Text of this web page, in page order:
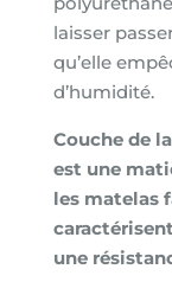
laisser
qu’elle
d’humidité.
Couche de
est une
les matelas
une